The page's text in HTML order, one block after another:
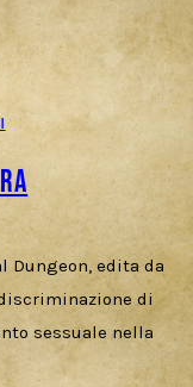
Dungeon, edita da
di
sessuale nella